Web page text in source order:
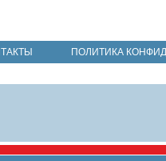
ПОЛИТИКА